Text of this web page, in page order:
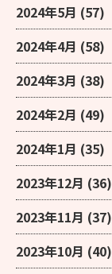
2024年5月 (57)
2024年4月 (58)
2024年3月 (38)
2024年2月 (49)
2024年1月 (35)
2023年12月 (36)
2023年11月 (37)
2023年10月 (40)